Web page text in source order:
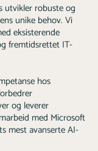
utvikler robuste og
unike behov. Vi
eksisterende
fremtidsrettet IT-
hos
og leverer
med Microsoft
mest avanserte AI-